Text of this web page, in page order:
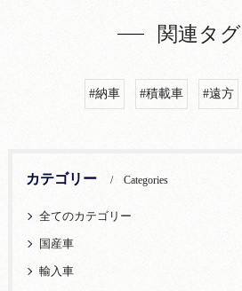
関連タグ
#納車 #積載車 #遠方
カテゴリー Categories
全てのカテゴリー
国産車
輸入車